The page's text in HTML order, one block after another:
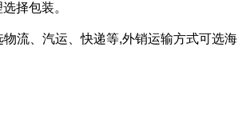
择包装。
流、汽运、快递等,外销运输方式可选海